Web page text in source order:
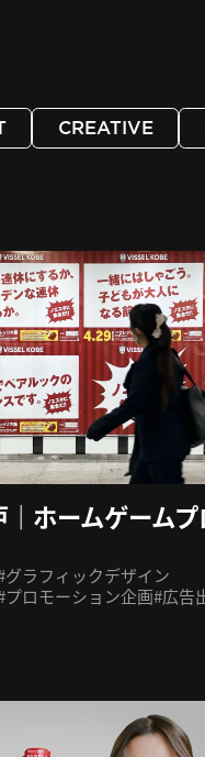
CREATIVE
ホームゲーム
グラフィックデザイン
プロモーション企画 広告